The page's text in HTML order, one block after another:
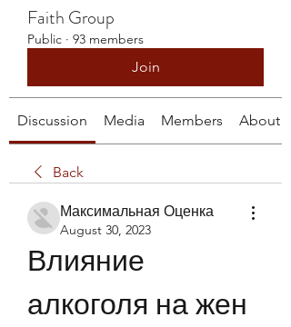
Faith Group
Public · 93 members
Join
Discussion Media Members About
Back
Максимальная Оценка
August 30, 2023
Влияние
алкоголя на жен